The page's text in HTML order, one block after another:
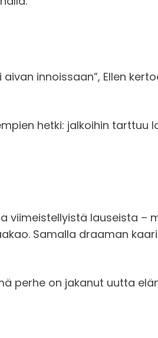
innoissaan”, Ellen
hetki: jalkoihin tarttuu
viimeistellyistä lauseista –
Samalla draaman
perhe on jakanut uutta